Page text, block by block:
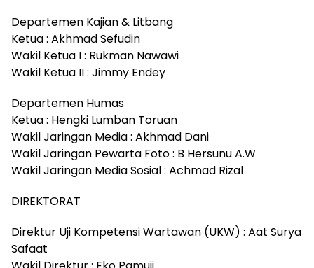
Departemen Kajian & Litbang
Ketua : Akhmad Sefudin
Wakil Ketua I : Rukman Nawawi
Wakil Ketua II : Jimmy Endey
Departemen Humas
Ketua : Hengki Lumban Toruan
Wakil Jaringan Media : Akhmad Dani
Wakil Jaringan Pewarta Foto : B Hersunu A.W
Wakil Jaringan Media Sosial : Achmad Rizal
DIREKTORAT
Direktur Uji Kompetensi Wartawan (UKW) : Aat Surya
Safaat